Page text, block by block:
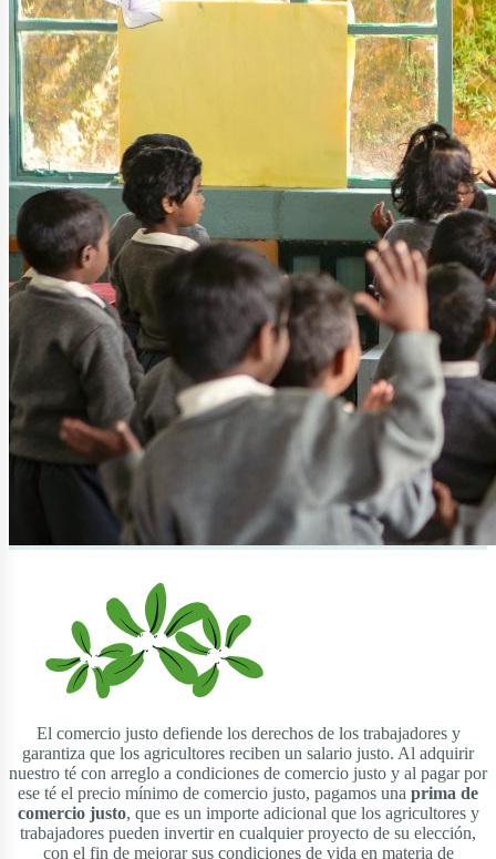
El comercio justo defiende los derechos de los trabajadores y
garantiza que los agricultores reciben un salario justo. Al adquirir
nuestro té con arreglo a condiciones de comercio justo y al pagar por
ese té el precio mínimo de comercio justo, pagamos una prima de
comercio justo, que es un importe adicional que los agricultores y
trabajadores pueden invertir en cualquier proyecto de su elección,
con el fin de mejorar sus condiciones de vida en materia de